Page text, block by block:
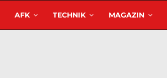
AFK TECHNIK MAGAZIN